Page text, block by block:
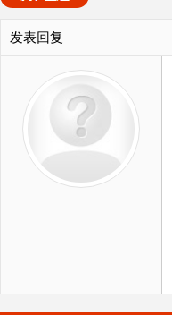
发表回复